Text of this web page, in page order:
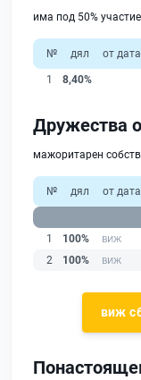
има под 50%
№ дял от дата
1
8,40%
Дружества
мажоритарен
№ дял от дата
1
100%
2
100%
виж